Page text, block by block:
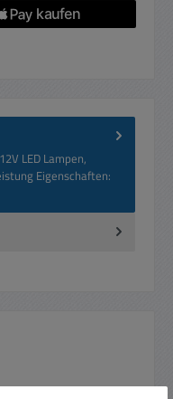
LED Lampen,
Eigenschaften: